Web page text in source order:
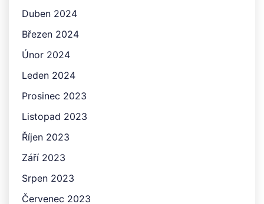
Duben 2024
Březen 2024
Únor 2024
Leden 2024
Prosinec 2023
Listopad 2023
Říjen 2023
Září 2023
Srpen 2023
Červenec 2023